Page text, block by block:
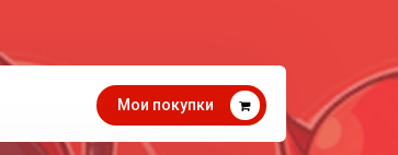
Мои покупки